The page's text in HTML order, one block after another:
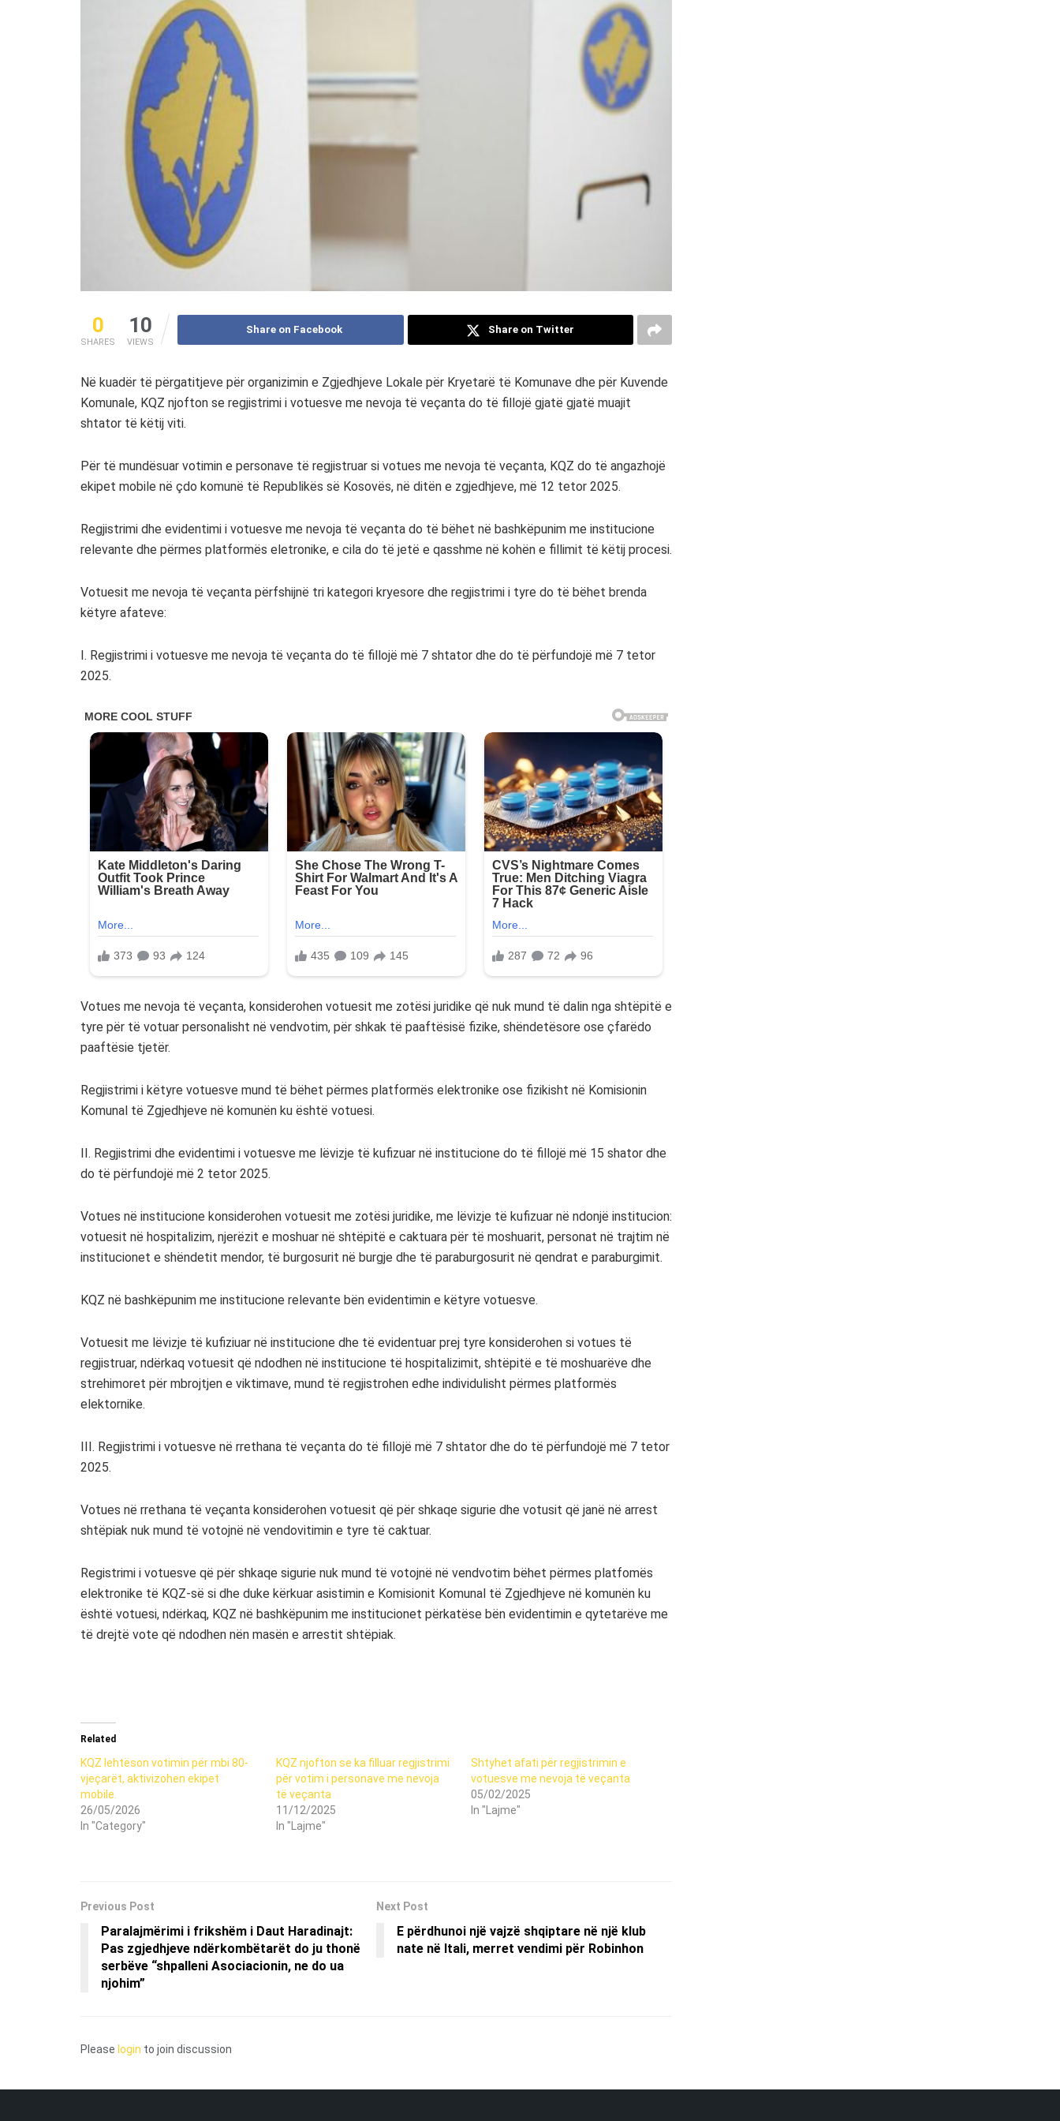
0
SHARES
10
VIEWS
Share on Facebook Share on Twitter
Në kuadër të përgatitjeve për organizimin e Zgjedhjeve Lokale për Kryetarë të Komunave dhe për Kuvende
Komunale, KQZ njofton se regjistrimi i votuesve me nevoja të veçanta do të fillojë gjatë gjatë muajit
shtator të këtij viti.
Për të mundësuar votimin e personave të regjistruar si votues me nevoja të veçanta, KQZ do të angazhojë
ekipet mobile në çdo komunë të Republikës së Kosovës, në ditën e zgjedhjeve, më 12 tetor 2025.
Regjistrimi dhe evidentimi i votuesve me nevoja të veçanta do të bëhet në bashkëpunim me institucione
relevante dhe përmes platformës eletronike, e cila do të jetë e qasshme në kohën e fillimit të këtij procesi.
Votuesit me nevoja të veçanta përfshijnë tri kategori kryesore dhe regjistrimi i tyre do të bëhet brenda
këtyre afateve:
I. Regjistrimi i votuesve me nevoja të veçanta do të fillojë më 7 shtator dhe do të përfundojë më 7 tetor
2025.
Votues me nevoja të veçanta, konsiderohen votuesit me zotësi juridike që nuk mund të dalin nga shtëpitë e
tyre për të votuar personalisht në vendvotim, për shkak të paaftësisë fizike, shëndetësore ose çfarëdo
paaftësie tjetër.
Regjistrimi i këtyre votuesve mund të bëhet përmes platformës elektronike ose fizikisht në Komisionin
Komunal të Zgjedhjeve në komunën ku është votuesi.
II. Regjistrimi dhe evidentimi i votuesve me lëvizje të kufizuar në institucione do të fillojë më 15 shator dhe
do të përfundojë më 2 tetor 2025.
Votues në institucione konsiderohen votuesit me zotësi juridike, me lëvizje të kufizuar në ndonjë institucion:
votuesit në hospitalizim, njerëzit e moshuar në shtëpitë e caktuara për të moshuarit, personat në trajtim në
institucionet e shëndetit mendor, të burgosurit në burgje dhe të paraburgosurit në qendrat e paraburgimit.
KQZ në bashkëpunim me institucione relevante bën evidentimin e këtyre votuesve.
Votuesit me lëvizje të kufiziuar në institucione dhe të evidentuar prej tyre konsiderohen si votues të
regjistruar, ndërkaq votuesit që ndodhen në institucione të hospitalizimit, shtëpitë e të moshuarëve dhe
strehimoret për mbrojtjen e viktimave, mund të regjistrohen edhe individulisht përmes platformës
elektornike.
III. Regjistrimi i votuesve në rrethana të veçanta do të fillojë më 7 shtator dhe do të përfundojë më 7 tetor
2025.
Votues në rrethana të veçanta konsiderohen votuesit që për shkaqe sigurie dhe votusit që janë në arrest
shtëpiak nuk mund të votojnë në vendovitimin e tyre të caktuar.
Registrimi i votuesve që për shkaqe sigurie nuk mund të votojnë në vendvotim bëhet përmes platfomës
elektronike të KQZ-së si dhe duke kërkuar asistimin e Komisionit Komunal të Zgjedhjeve në komunën ku
është votuesi, ndërkaq, KQZ në bashkëpunim me institucionet përkatëse bën evidentimin e qytetarëve me
të drejtë vote që ndodhen nën masën e arrestit shtëpiak.
Related
KQZ lehtëson votimin për mbi 80-
vjeçarët, aktivizohen ekipet
mobile.
26/05/2026
In "Category"
KQZ njofton se ka filluar regjistrimi
për votim i personave me nevoja
të veçanta
11/12/2025
In "Lajme"
Shtyhet afati për regjistrimin e
votuesve me nevoja të veçanta
05/02/2025
In "Lajme"
Previous Post
Paralajmërimi i frikshëm i Daut Haradinajt:
Pas zgjedhjeve ndërkombëtarët do ju thonë
serbëve “shpalleni Asociacionin, ne do ua
njohim”
Next Post
E përdhunoi një vajzë shqiptare në një klub
nate në Itali, merret vendimi për Robinhon
Please login to join discussion